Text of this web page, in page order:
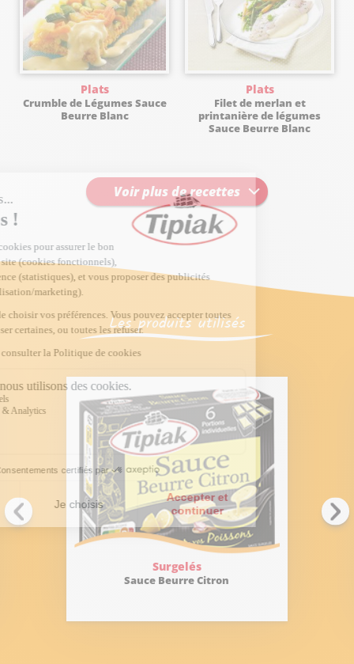
Plats
Crumble de Légumes Sauce
Beurre Blanc
Plats
Filet de merlan et
printanière de légumes
Sauce Beurre Blanc
Voir plus de recettes
Les produits utilisés
Surgelés
Sauce Beurre Citron